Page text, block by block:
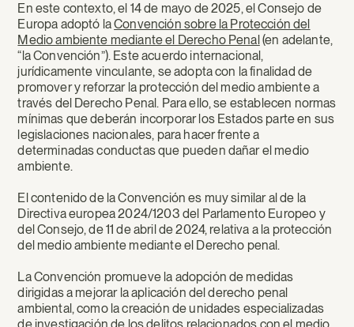
En este contexto, el 14 de mayo de 2025, el Consejo de
Europa adoptó laConvención sobre la Protección del
Medio ambiente mediante el Derecho Penal (en adelante,
“la Convención”). Este acuerdo internacional,
jurídicamente vinculante, se adopta con la finalidad de
promover y reforzar la protección del medio ambiente a
través del Derecho Penal. Para ello, se establecen normas
mínimas que deberán incorporar los Estados parte en sus
legislaciones nacionales, para hacer frente a
determinadas conductas que pueden dañar el medio
ambiente.
El contenido de la Convención es muy similar al de la
Directiva europea 2024/1203 del Parlamento Europeo y
del Consejo, de 11 de abril de 2024, relativa a la protección
del medio ambiente mediante el Derecho penal.
La Convención promueve la adopción de medidas
dirigidas a mejorar la aplicación del derecho penal
ambiental, como la creación de unidades especializadas